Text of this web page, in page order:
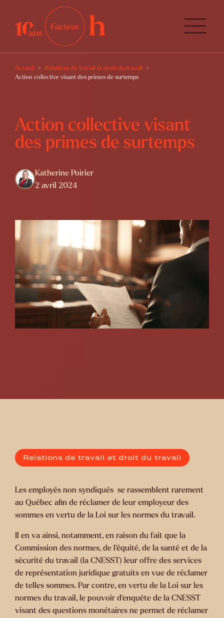
Accueil
Relations de travail et droit du travail
Action collective visant des primes de surtemps
Action collective visant
des primes de surtemps
Katherine Poirier
2 avril 2024
Relations de travail et droit du travail
Les employés non syndiqués se rassemblent rarement
au Québec afin de réclamer de leur employeur des
sommes en vertu de la Loi sur les normes du travail.
Il en va ainsi, notamment, en raison du fait que la
Commission des normes, de l'équité, de la santé et de la
sécurité du travail (la CNESST) leur offre des services
de représentation juridique gratuits en vue de réclamer
de telles sommes. Par contre, en vertu de la Loi sur les
normes du travail, le pouvoir d'enquête de la CNESST
visant des questions monétaires ne permet de réclamer